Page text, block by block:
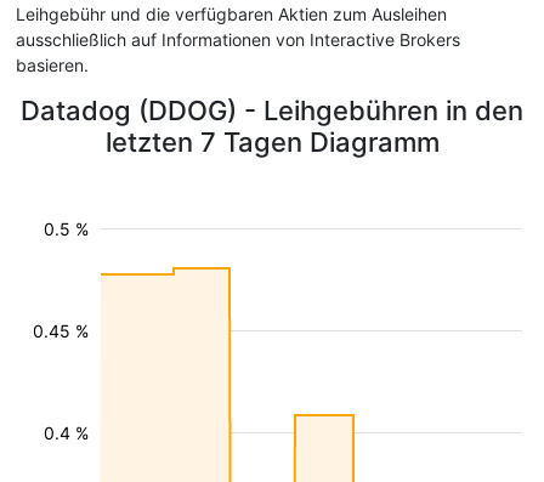
Leihgebühr und die verfügbaren Aktien zum Ausleihen
ausschließlich auf Informationen von Interactive Brokers
basieren.
Datadog (DDOG) - Leihgebühren in den
letzten 7 Tagen Diagramm
0.4 %
0.45 %
0.5 %